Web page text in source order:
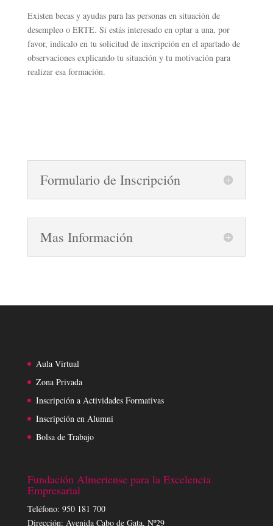
Existen becas y ayudas para las personas en situación de
desempleo o ERTE. Si estás interesado en optar a una, por
favor, indícalo en tu solicitud de inscripción en el apartado de
observaciones explicando tu situación y tu motivación para
realizar esa formación.
Formulario de Inscripción
Mas Información
Aula Virtual
Zona Privada
Inscripción a Actividades Formativas
Inscripción en Alumni
Bolsa de Trabajo
Fundación Almeriense para la Excelencia
Empresarial
Teléfono: 950 181 700
Dirección: Avenida Cabo de Gata, Nº29